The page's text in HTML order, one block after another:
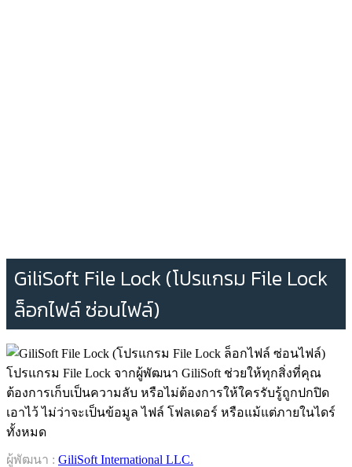
GiliSoft File Lock (โปรแกรม File Lock
ล็อกไฟล์ ซ่อนไฟล์)
โปรแกรม File Lock จากผู้พัฒนา GiliSoft ช่วยให้ทุกสิ่งที่คุณ
ต้องการเก็บเป็นความลับ หรือไม่ต้องการให้ใครรับรู้ถูกปกปิด
เอาไว้ ไม่ว่าจะเป็นข้อมูล ไฟล์ โฟลเดอร์ หรือแม้แต่ภายในไดร์
ทั้งหมด
ผู้พัฒนา : GiliSoft International LLC.